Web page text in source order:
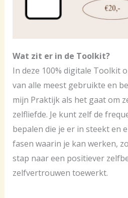
Wat zit er in de Toolkit?
In deze 100% digitale Toolkit
van alle meest gebruikte en
mijn Praktijk als het gaat om
zelfliefde. Je kunt zelf de
bepalen die je er in steekt en
fasen waarin je kan werken,
stap naar een positiever
zelfvertrouwen toewerkt.